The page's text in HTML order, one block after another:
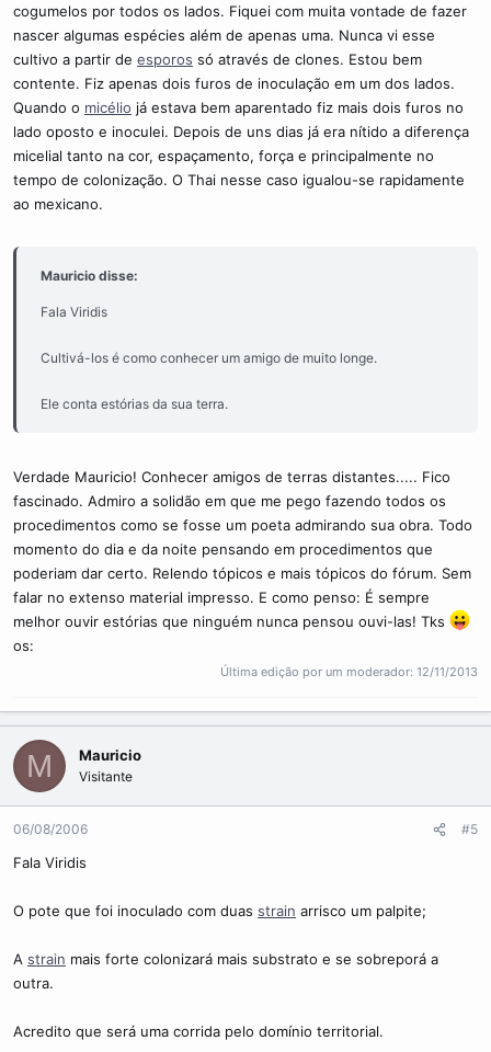
cogumelos por todos os lados. Fiquei com muita vontade de fazer
nascer algumas espécies além de apenas uma. Nunca vi esse
cultivo a partir de esporos só através de clones. Estou bem
contente. Fiz apenas dois furos de inoculação em um dos lados.
Quando o micélio já estava bem aparentado fiz mais dois furos no
lado oposto e inoculei. Depois de uns dias já era nítido a diferença
micelial tanto na cor, espaçamento, força e principalmente no
tempo de colonização. O Thai nesse caso igualou-se rapidamente
ao mexicano.
Mauricio disse:
Fala Viridis
Cultivá-los é como conhecer um amigo de muito longe.
Ele conta estórias da sua terra.
Verdade Mauricio! Conhecer amigos de terras distantes..... Fico
fascinado. Admiro a solidão em que me pego fazendo todos os
procedimentos como se fosse um poeta admirando sua obra. Todo
momento do dia e da noite pensando em procedimentos que
poderiam dar certo. Relendo tópicos e mais tópicos do fórum. Sem
falar no extenso material impresso. E como penso: É sempre
melhor ouvir estórias que ninguém nunca pensou ouvi-las! Tks
os:
Última edição por um moderador: 12/11/2013
M Mauricio
Visitante
06/08/2006 #5
Fala Viridis
O pote que foi inoculado com duas strain arrisco um palpite;
A strain mais forte colonizará mais substrato e se sobreporá a
outra.
Acredito que será uma corrida pelo domínio territorial.